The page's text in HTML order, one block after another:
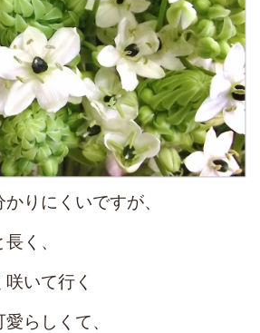
りにくいですが、
く、
いて行く
らしくて、